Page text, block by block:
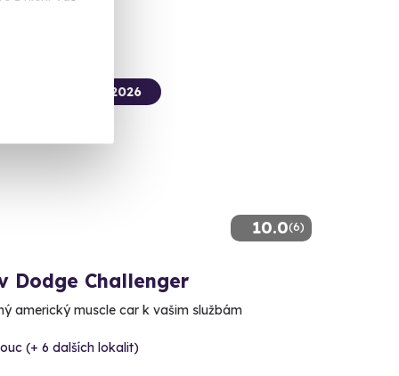
10.0(6)
termín už 08. 08. 2026
Dodge Challenger
americký muscle car k vašim službám
(+ 6 dalších lokalit)